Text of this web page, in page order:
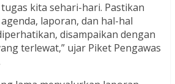
kita sehari-hari. Pastikan
laporan, dan hal-hal
disampaikan dengan
terlewat,” ujar Piket Pengawas